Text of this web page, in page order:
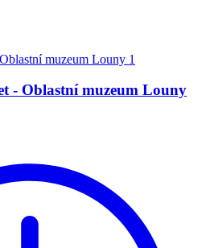
- Oblastní muzeum Louny